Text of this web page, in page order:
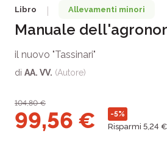
Libro Allevamenti minori
Manuale
il nuovo "Tassinari"
di AA. VV. (Autore)
104,80€
99,56 € -5%
Risparmi 5,24 €